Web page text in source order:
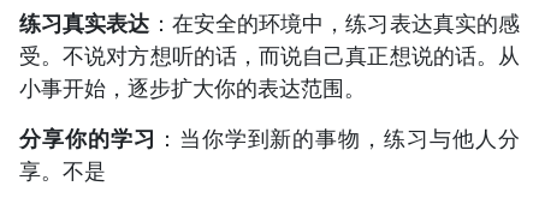
练习真实表达 ：在安全的环境中，练习表达真实的感
受。不说对方想听的话，而说自己真正想说的话。从
小事开始，逐步扩大你的表达范围。
分享你的学习 ：当你学到新的事物，练习与他人分
享。不是